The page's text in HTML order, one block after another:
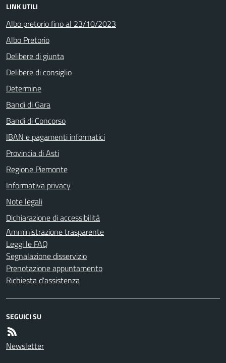
LINK UTILI
Albo pretorio fino al 23/10/2023
Albo Pretorio
Delibere di giunta
Delibere di consiglio
Determine
Bandi di Gara
Bandi di Concorso
IBAN e pagamenti informatici
Provincia di Asti
Regione Piemonte
Informativa privacy
Note legali
Dichiarazione di accessibilità
Amministrazione trasparente
Leggi le FAQ
Segnalazione disservizio
Prenotazione appuntamento
Richiesta d'assistenza
SEGUICI SU
Newsletter